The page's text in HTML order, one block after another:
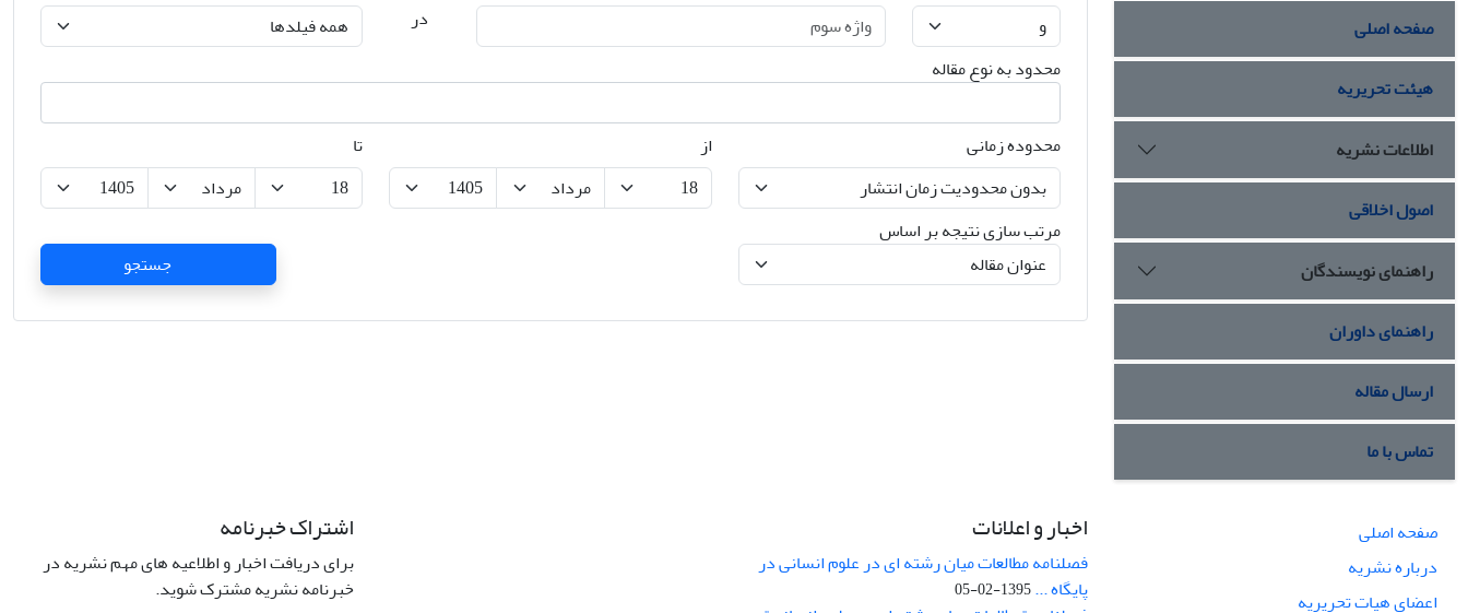
صفحه اصلی
هیئت تحریریه
اطلاعات نشریه
اصول اخلاقی
راهنمای نویسندگان
راهنمای داوران
ارسال مقاله
تماس با ما
در
محدود به نوع مقاله
محدوده زمانی از تا
مرتب سازی نتیجه بر اساس
جستجو
صفحه اصلی
درباره نشریه
اعضای هیات تحریریه
اخبار و اعلانات
فصلنامه مطالعات میان رشته ای در علوم انسانی در
پایگاه ...1395-02-05
اشتراک خبرنامه
برای دریافت اخبار و اطلاعیه های مهم نشریه در
خبرنامه نشریه مشترک شوید.